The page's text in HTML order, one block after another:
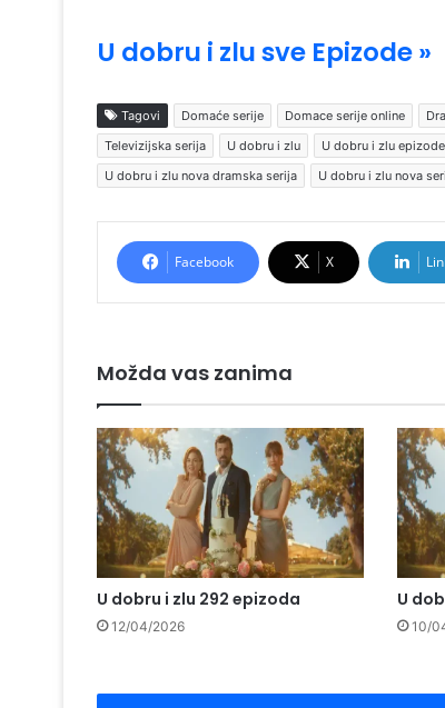
U dobru i zlu sve Epizode »
Tagovi Domaće serije Domace serije online
Televizijska serija
U dobru i zlu U dobru i zlu epizode
U dobru i zlu nova dramska serija
U dobru i zlu nova
Facebook X
Možda vas zanima
U dobru i zlu 292 epizoda
12/04/2026
U
10/